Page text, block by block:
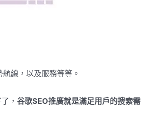
線，以及服務等等。
， 谷歌SEO推廣就是滿足用戶的搜索需